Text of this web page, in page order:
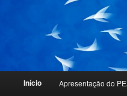
Saltar
Saltar
Início Apresentação do